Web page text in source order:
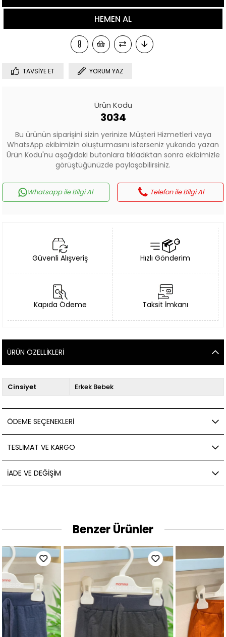
TAVSIYE ET YORUM YAZ
Ürün Kodu
3034
Bu ürünün siparişini sizin yerinize Müşteri Hizmetleri veya
WhatsApp ekibimizin oluşturmasını isterseniz yukarıda yazan
Ürün Kodu'nu aşağıdaki butonlara tıkladıktan sonra ekibimizle
görüştüğünüzde paylaşabilirsiniz.
Whatsapp ile Bilgi Al Telefon ile Bilgi Al
Güvenli Alışveriş Hızlı Gönderim
Kapıda Ödeme Taksit İmkanı
ÜRÜN ÖZELLIKLERI
Cinsiyet Erkek Bebek
ÖDEME SEÇENEKLERI
TESLIMAT VE KARGO
İADE VE DEĞIŞIM
Benzer Ürünler